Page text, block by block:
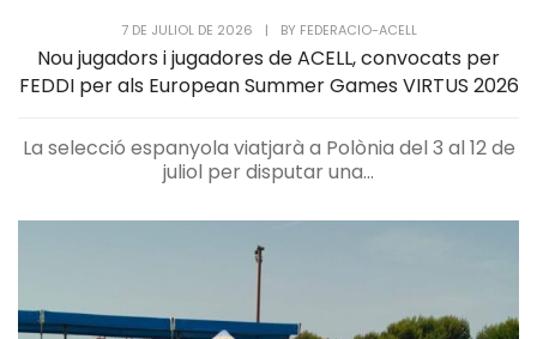
7 DE JULIOL DE 2026 | BY FEDERACIO-ACELL
Nou jugadors i jugadores de ACELL, convocats per
FEDDI per als European Summer Games VIRTUS 2026
La selecció espanyola viatjarà a Polònia del 3 al 12 de
juliol per disputar una...